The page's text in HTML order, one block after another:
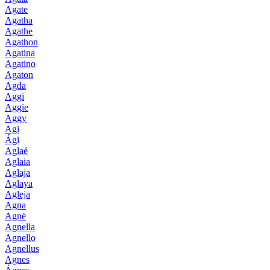
Agate
Agatha
Agathe
Agathon
Agatina
Agatino
Agaton
Agda
Aggi
Aggie
Aggy
Agi
Ági
Aglaé
Aglaia
Aglaja
Aglaya
Agleja
Agna
Agnė
Agnella
Agnello
Agnellus
Agnes